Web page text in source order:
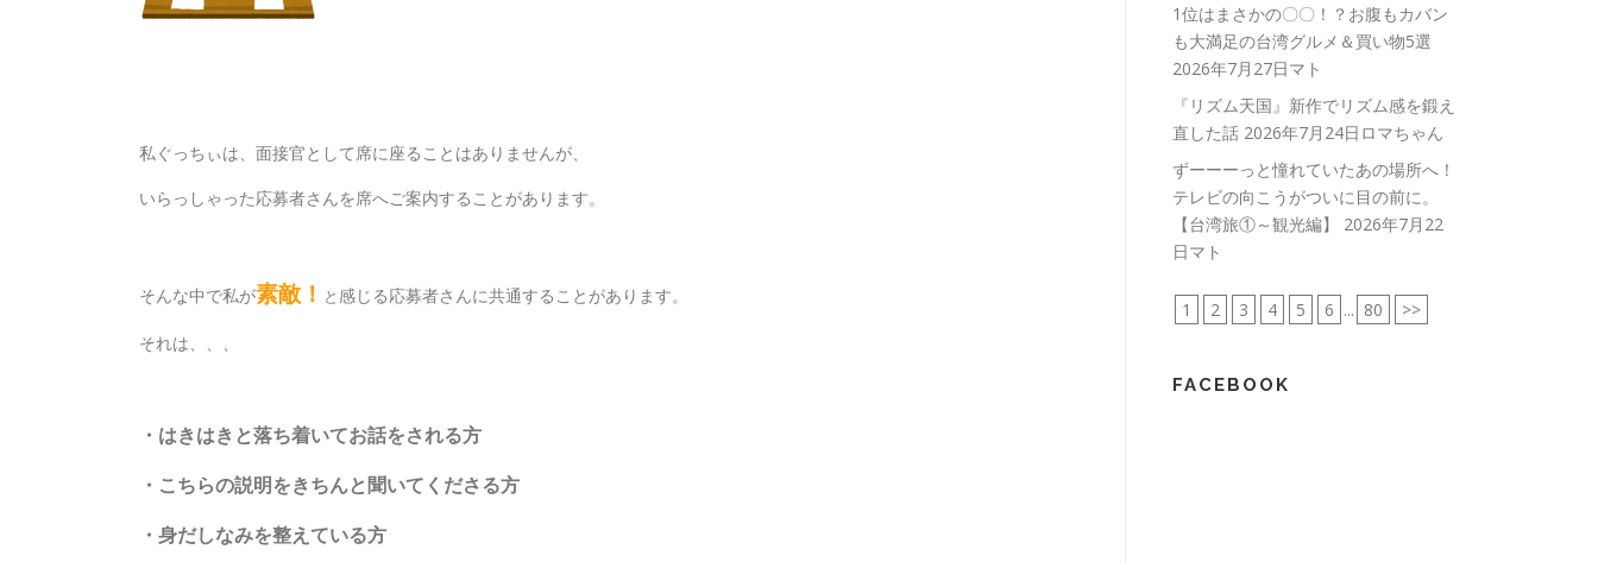
私ぐっちぃは、面接官として席に座ることはありませんが、
いらっしゃった応募者さんを席へご案内することがあります。
そんな中で私が素敵！ と 感じる応募者さんに共通することがあります。
それは、、、
・はきはきと落ち着いてお話をされる方
・こちらの説明をきちんと聞いてくださる方
・身だしなみを整えている方
1位はまさかの〇〇！？お腹もカバン
も大満足の台湾グルメ＆買い物5選
2026年7月27日マト
『リズム天国』新作でリズム感を鍛え
直した話 2026年7月24日ロマちゃん
ずーーーっと憧れていたあの場所へ！
テレビの向こうがついに目の前に。
【台湾旅①～観光編】
2026年7月22
日マト
1 2 3 4 5 6 ... 80 >>
FACEBOOK